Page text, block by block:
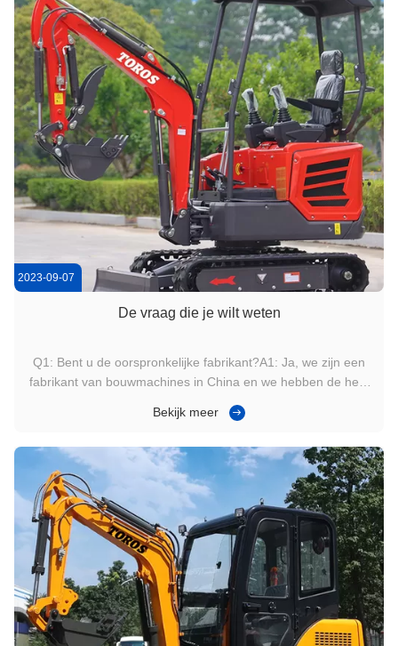
2023-09-07
De vraag die je wilt weten
Q1: Bent u de oorspronkelijke fabrikant?A1: Ja, we zijn een
fabrikant van bouwmachines in China en we hebben de hele
betalingsvoorwaarden kunnen worden aanvaard?A2:
Welke incoterms 2010 termen kunnen we ...
Bekijk meer